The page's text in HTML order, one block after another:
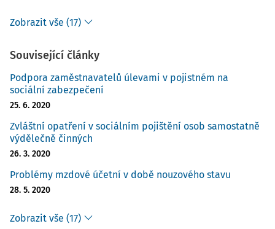
Zobrazit vše (17)
Související články
Podpora zaměstnavatelů úlevami v pojistném na
sociální zabezpečení
25. 6. 2020
Zvláštní opatření v sociálním pojištění osob samostatně
výdělečně činných
26. 3. 2020
Problémy mzdové účetní v době nouzového stavu
28. 5. 2020
Zobrazit vše (17)